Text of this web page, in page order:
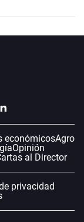
económicosAgro
Opinión
al Director
privacidad